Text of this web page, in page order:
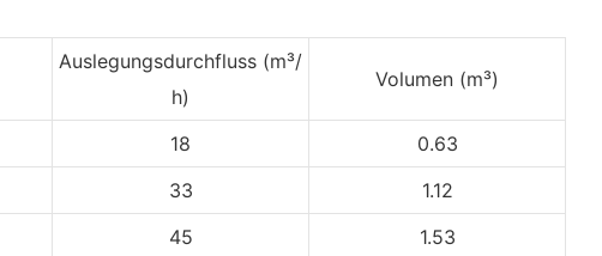
Auslegungsdurchfluss (m³/
h)
Volumen (m³)
18
0.63
33
1.12
45
1.53